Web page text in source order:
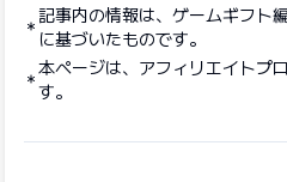
記事内の情報は、ゲームギフ
に基づいたものです。
本ページは、アフィリエイトプ
す。